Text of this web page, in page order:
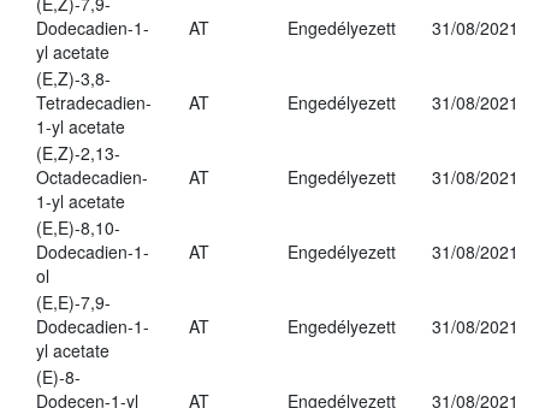
Dodecadien-1-
yl acetate
AT Engedélyezett 31/08/2021
(E,Z)-3,8-
Tetradecadien-
1-yl acetate
AT Engedélyezett 31/08/2021
(E,Z)-2,13-
Octadecadien-
1-yl acetate
AT Engedélyezett 31/08/2021
(E,E)-8,10-
Dodecadien-1-
ol
AT Engedélyezett 31/08/2021
(E,E)-7,9-
Dodecadien-1-
yl acetate
AT Engedélyezett 31/08/2021
(E)-8-
Dodecen-1-yl
AT Engedélyezett 31/08/2021